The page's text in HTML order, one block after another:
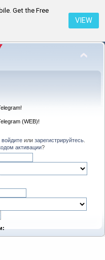
Get the Free
VIEW
(WEB)!
войдитеили зарегистрируйтесь.
активации?